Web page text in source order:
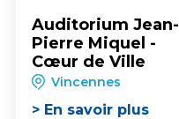
Auditorium Jean-
Pierre Miquel -
Cœur de Ville
Vincennes
> En savoir plus